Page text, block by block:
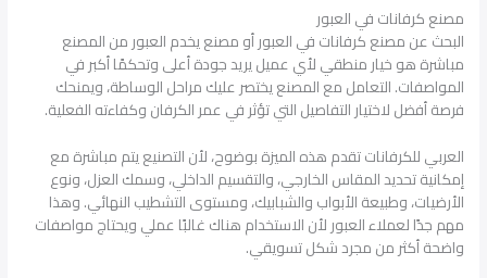
مصنع كرفانات في العبور
البحث عن مصنع كرفانات في العبور أو مصنع يخدم العبور من المصنع
مباشرة هو خيار منطقي لأي عميل يريد جودة أعلى وتحكمًا أكبر في
المواصفات. التعامل مع المصنع يختصر عليك مراحل الوساطة، ويمنحك
فرصة أفضل لاختيار التفاصيل التي تؤثر في عمر الكرفان وكفاءته الفعلية.
العربي للكرفانات تقدم هذه الميزة بوضوح، لأن التصنيع يتم مباشرة مع
إمكانية تحديد المقاس الخارجي، والتقسيم الداخلي، وسمك العزل، ونوع
الأرضيات، وطبيعة الأبواب والشبابيك، ومستوى التشطيب النهائي. وهذا
مهم جدًا لعملاء العبور لأن الاستخدام هناك غالبًا عملي ويحتاج مواصفات
واضحة أكثر من مجرد شكل تسويقي.